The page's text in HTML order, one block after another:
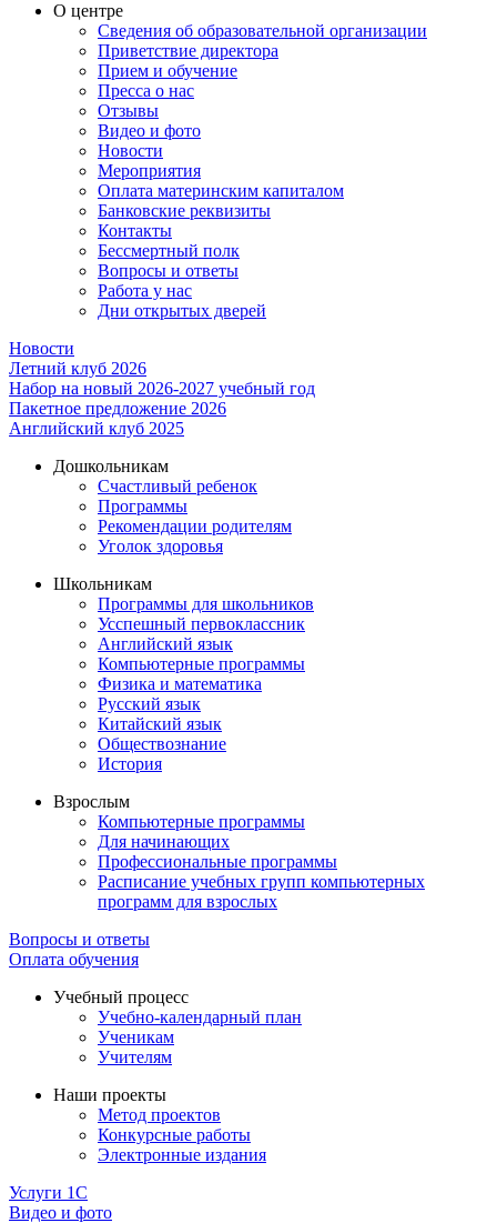
О центре
Сведения об образовательной организации
Приветствие директора
Прием и обучение
Пресса о нас
Отзывы
Видео и фото
Новости
Мероприятия
Оплата материнским капиталом
Банковские реквизиты
Контакты
Бессмертный полк
Вопросы и ответы
Работа у нас
Дни открытых дверей
Новости
Летний клуб 2026
Набор на новый 2026-2027 учебный год
Пакетное предложение 2026
Английский клуб 2025
Дошкольникам
Счастливый ребенок
Программы
Рекомендации родителям
Уголок здоровья
Школьникам
Программы для школьников
Усспешный первоклассник
Английский язык
Компьютерные программы
Физика и математика
Русский язык
Китайский язык
Обществознание
История
Взрослым
Компьютерные программы
Для начинающих
Профессиональные программы
Расписание учебных групп компьютерных
программ для взрослых
Вопросы и ответы
Оплата обучения
Учебный процесс
Учебно-календарный план
Ученикам
Учителям
Наши проекты
Метод проектов
Конкурсные работы
Электронные издания
Услуги 1C
Видео и фото